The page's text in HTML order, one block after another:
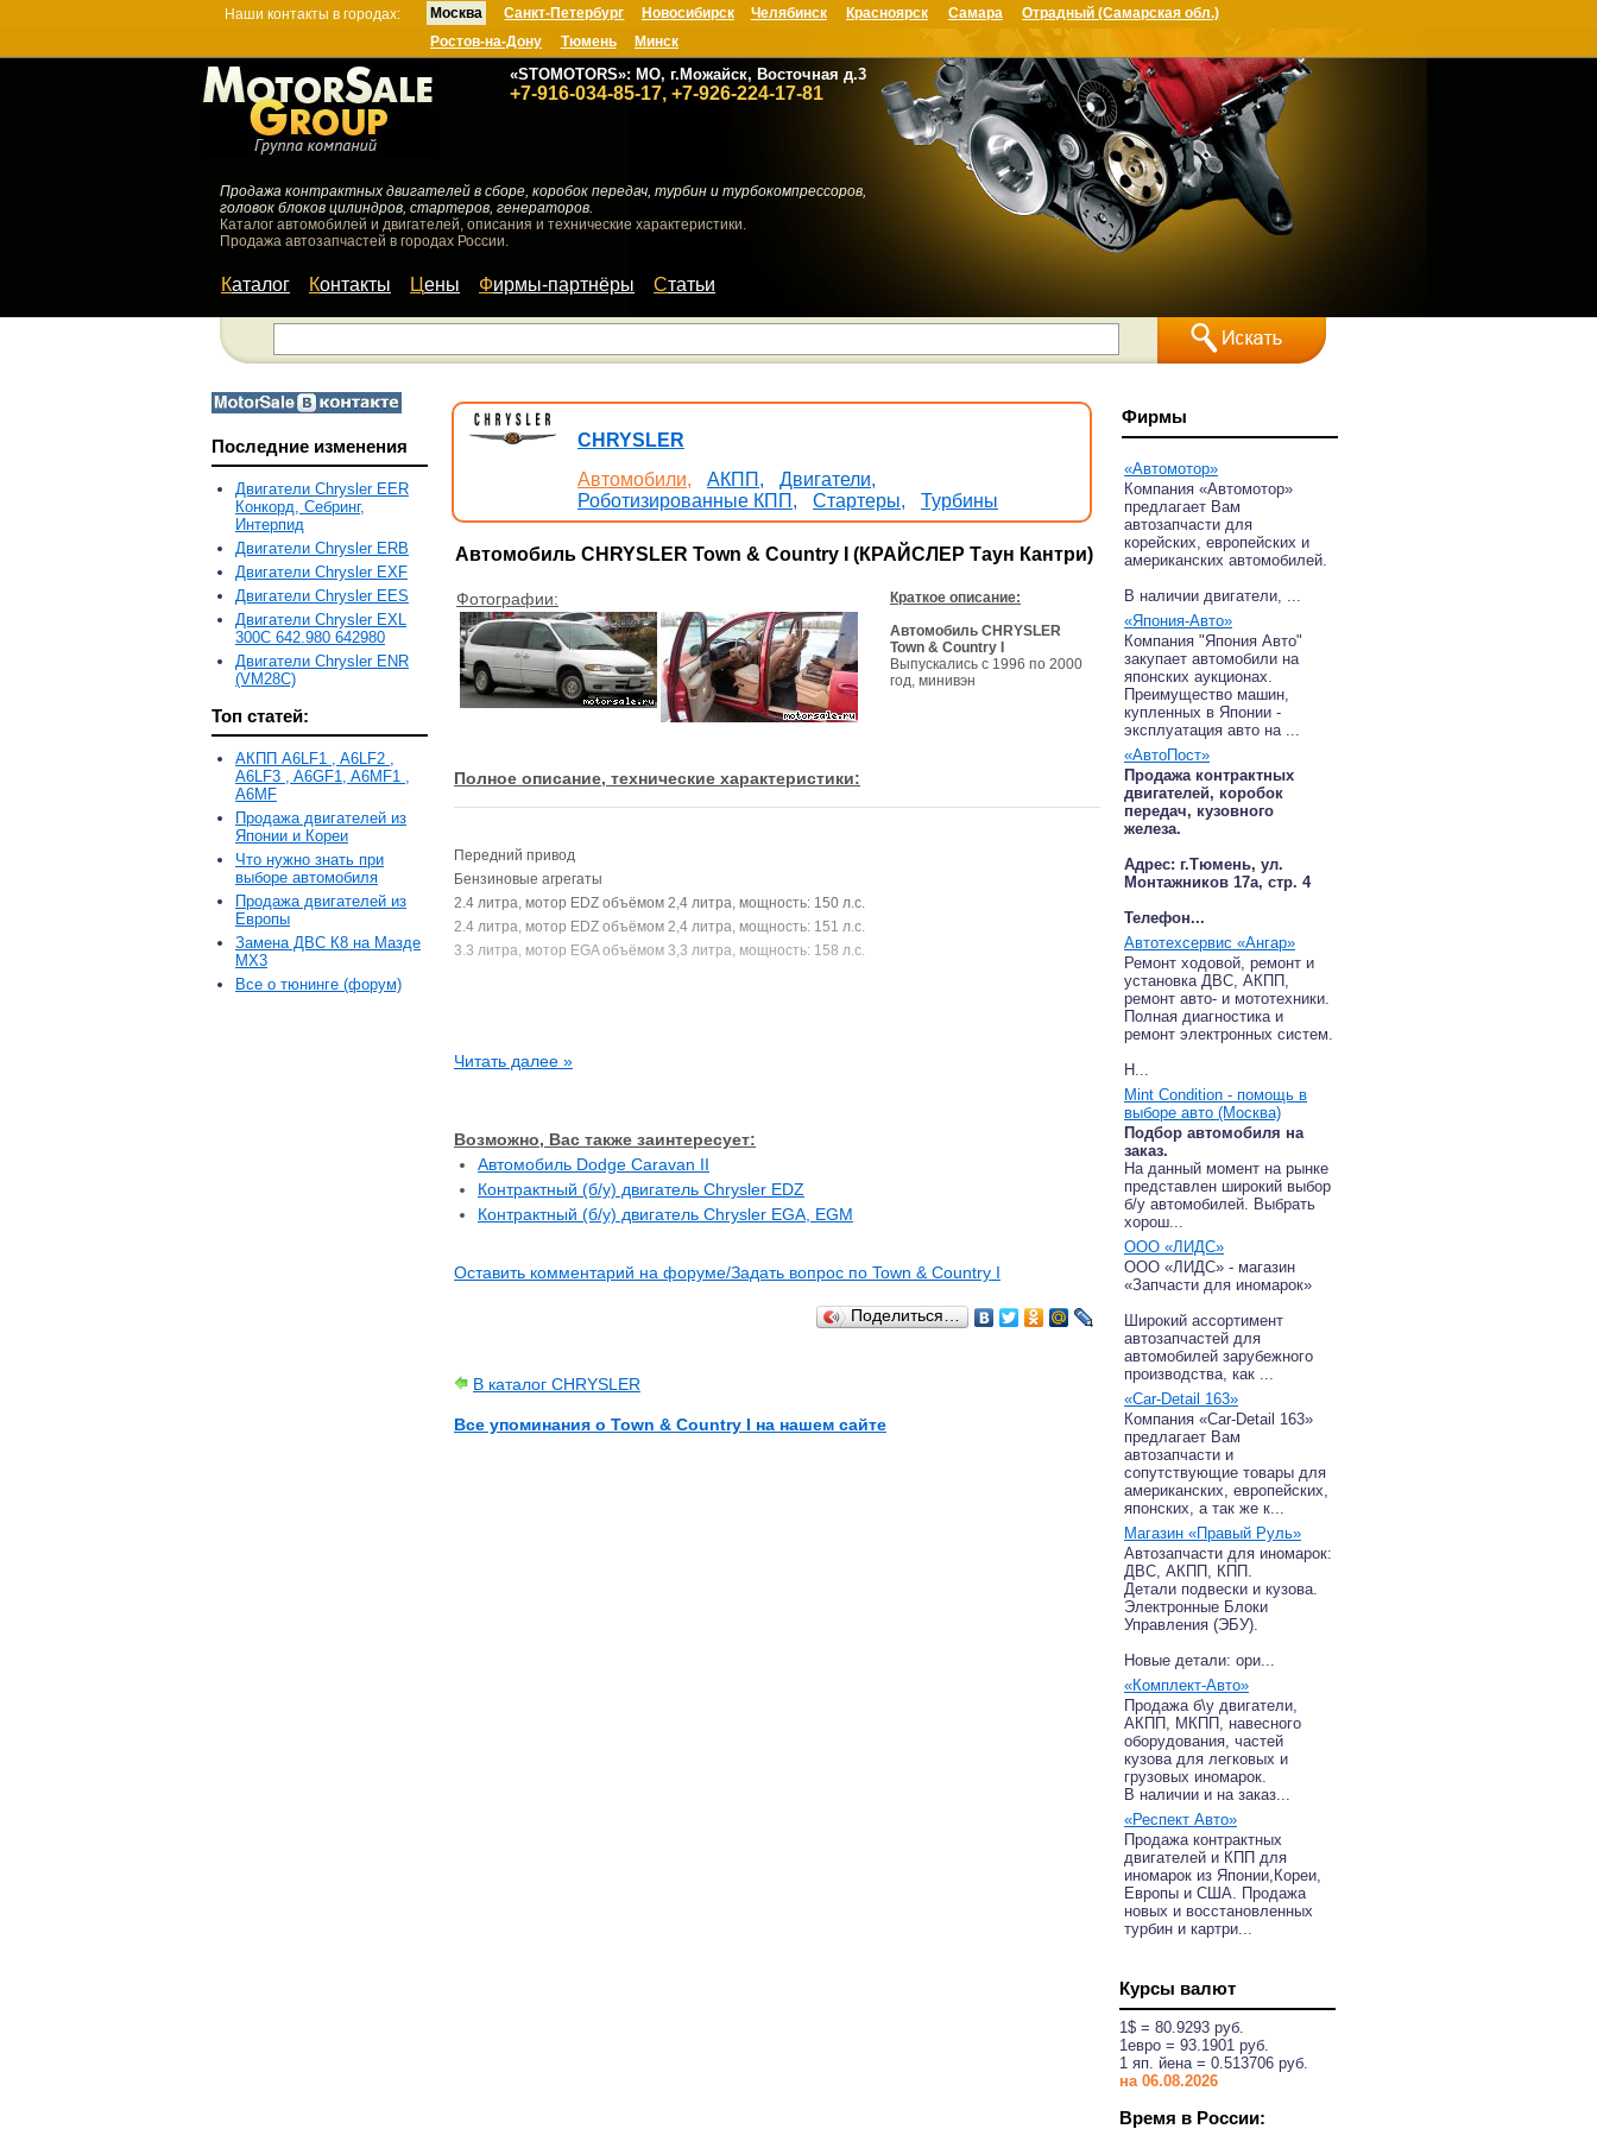
Наши контакты в городах: Москва
«STOMOTORS»: МО, г.Можайск, Восточная д.3
+7-916-034-85-17, +7-926-224-17-81
Санкт-Петербург Новосибирск Челябинск Красноярск Самара
Отрадный (Самарская обл.)
Ростов-на-Дону
Тюмень Минск
Продажа контрактных двигателей в сборе, коробок передач, турбин и турбокомпрессоров,
головок блоков цилиндров, стартеров, генераторов.
Каталог автомобилей и двигателей, описания и технические характеристики.
Продажа автозапчастей в городах России.
Каталог Контакты Цены Фирмы-партнёры Статьи
Последние изменения
Двигатели Chrysler EER
Конкорд, Себринг,
Интерпид
Двигатели Chrysler ERB
Двигатели Chrysler EXF
Двигатели Chrysler EES
Двигатели Chrysler EXL
300C 642.980 642980
Двигатели Chrysler ENR
(VM28C)
Топ статей:
АКПП A6LF1 , A6LF2 ,
A6LF3 , A6GF1, A6MF1 ,
A6MF
Продажа двигателей из
Японии и Кореи
Что нужно знать при
выборе автомобиля
Продажа двигателей из
Европы
Замена ДВС К8 на Мазде
MX3
Все о тюнинге (форум)
CHRYSLER
Автомобили,
АКПП,
Двигатели,
Роботизированные КПП,
Стартеры, Турбины
Автомобиль CHRYSLER Town & Country I (КРАЙСЛЕР Таун Кантри)
Фотографии:
Краткое описание:
Автомобиль CHRYSLER
Town & Country I
Выпускались с 1996 по 2000
год, минивэн
Полное описание, технические характеристики:
Передний привод
Бензиновые агрегаты
2.4 литра, мотор EDZ объёмом 2,4 литра, мощность: 150 л.с.
2.4 литра, мотор EDZ объёмом 2,4 литра, мощность: 151 л.с.
3.3 литра, мотор EGA объёмом 3,3 литра, мощность: 158 л.с.
Читать далее »
Возможно, Вас также заинтересует:
Автомобиль Dodge Caravan II
Контрактный (б/у) двигатель Chrysler EDZ
Контрактный (б/у) двигатель Chrysler EGA, EGM
Оставить комментарий на форуме/Задать вопрос по Town & Country I
Поделиться…
В каталог CHRYSLER
Все упоминания о Town & Country I на нашем сайте
Фирмы
«Автомотор»
Компания «Автомотор»
предлагает Вам
автозапчасти для
корейских, европейских и
американских автомобилей.
В наличии двигатели, ...
«Япония-Авто»
Компания "Япония Авто"
закупает автомобили на
японских аукционах.
Преимущество машин,
купленных в Японии -
эксплуатация авто на ...
«АвтоПост»
Продажа контрактных
двигателей, коробок
передач, кузовного
железа.
Адрес: г.Тюмень, ул.
Монтажников 17а, стр. 4
Телефон...
Автотехсервис «Ангар»
Ремонт ходовой, ремонт и
установка ДВС, АКПП,
ремонт авто- и мототехники.
Полная диагностика и
ремонт электронных систем.
Н...
Mint Condition - помощь в
выборе авто (Москва)
Подбор автомобиля на
заказ.
На данный момент на рынке
представлен широкий выбор
б/у автомобилей. Выбрать
хорош...
ООО «ЛИДС»
ООО «ЛИДС» - магазин
«Запчасти для иномарок»
Широкий ассортимент
автозапчастей для
автомобилей зарубежного
производства, как ...
«Car-Detail 163»
Компания «Car-Detail 163»
предлагает Вам
автозапчасти и
сопутствующие товары для
американских, европейских,
японских, а так же к...
Магазин «Правый Руль»
Автозапчасти для иномарок:
ДВС, АКПП, КПП.
Детали подвески и кузова.
Электронные Блоки
Управления (ЭБУ).
Новые детали: ори...
«Комплект-Авто»
Продажа б\у двигатели,
АКПП, МКПП, навесного
оборудования, частей
кузова для легковых и
грузовых иномарок.
В наличии и на заказ...
«Респект Авто»
Продажа контрактных
двигателей и КПП для
иномарок из Японии,Кореи,
Европы и США. Продажа
новых и восстановленных
турбин и картри...
Курсы валют
1$ = 80.9293 руб.
1eвро = 93.1901 руб.
1 яп. йена = 0.513706 руб.
на 06.08.2026
Время в России: